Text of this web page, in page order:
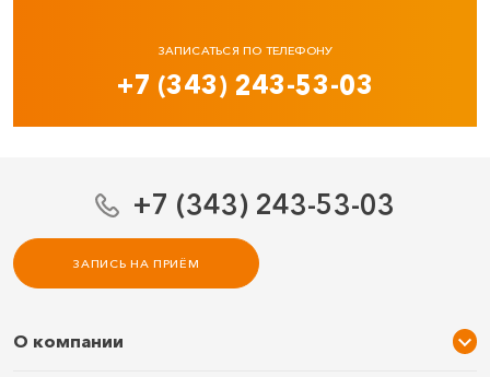
ЗАПИСАТЬСЯ ПО ТЕЛЕФОНУ
+7 (343) 243-53-03
+7 (343) 243-53-03
ЗАПИСЬ НА ПРИЁМ
О компании